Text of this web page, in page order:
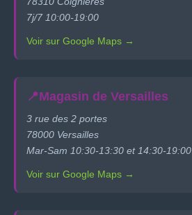
7j/7 10:00-19:00
Voir sur Google Maps →
📍Magasin de Versailles
3 rue des 2 portes
78000 Versailles
Mar-Sam 10:30-13:30 et 14:30-19:00
Voir sur Google Maps →